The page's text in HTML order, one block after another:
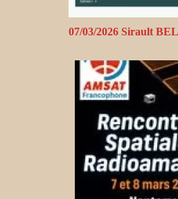
07/03/2026 Sirault